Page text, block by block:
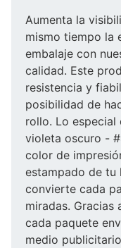
Aumenta la
mismo tiempo la
embalaje con
calidad. Este
resistencia y
posibilidad de
rollo. Lo
violeta oscuro -
color de
estampado de tu
convierte cada
miradas. Gracias
cada paquete
medio